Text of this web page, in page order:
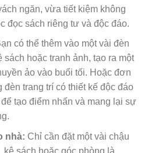
ngăn, vừa tiết kiệm không
đọc sách riêng tư và độc đáo.
có thể thêm vào một vài đèn
sách hoặc tranh ảnh, tạo ra một
ảo vào buổi tối. Hoặc đơn
trang trí có thiết kế độc đáo
tạo điểm nhấn và mang lại sự
nhà: Chỉ cần đặt một vài chậu
kệ sách hoặc góc phòng là